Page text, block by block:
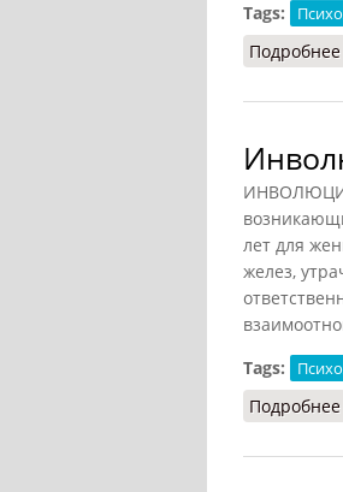
Tags:
Подробнее
лет для
желез,
Tags:
Подробнее